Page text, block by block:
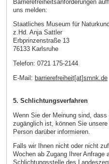
Barrierefreiheitsanforderungen
uns melden:
Staatliches Museum für
z.Hd. Anja Sattler
Erbprinzenstraße 13
76133 Karlsruhe
Telefon: 0721 175-2144
E-Mail: barrierefreiheit[at]smnk.de
5. Schlichtungsverfahren
Wenn Sie der Meinung sind,
zugänglich ist, können Sie
Person darüber informieren.
Falls wir Ihnen nicht oder nicht
Wochen ab Zugang Ihrer
Schlichtungsstelle des